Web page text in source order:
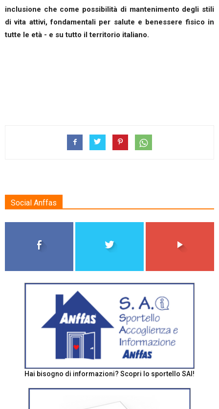
inclusione che come possibilità di mantenimento degli stili
di vita attivi, fondamentali per salute e benessere fisico in
tutte le età - e su tutto il territorio italiano.
Social Anffas
Hai bisogno di informazioni? Scopri lo sportello SAI!